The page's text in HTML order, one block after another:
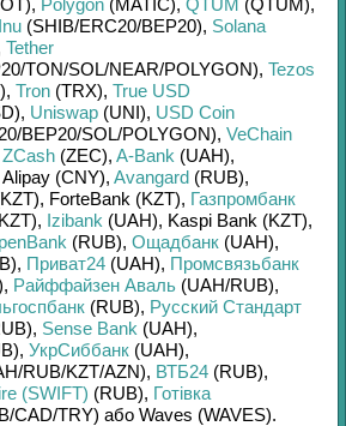
, Polygon (MATIC), QTUM (QTUM),
(SHIB/ERC20/BEP20), Solana
Tether
TON/SOL/NEAR/POLYGON), Tezos
, Tron (TRX), True USD
, Uniswap (UNI), USD Coin
BEP20/SOL/POLYGON), VeChain
ZCash (ZEC), A-Bank (UAH),
Alipay (CNY), Avangard (RUB),
, ForteBank (KZT), Газпромбанк
, Izibank (UAH), Kaspi Bank (KZT),
(RUB), Ощадбанк (UAH),
, Приват24 (UAH), Промсвязьбанк
, Райффайзен Аваль (UAH/RUB),
(RUB), Русский Стандарт
, Sense Bank (UAH),
, УкрСиббанк (UAH),
RUB/KZT/AZN), ВТБ24 (RUB),
(SWIFT) (RUB), Готівка
CAD/TRY) або Waves (WAVES).